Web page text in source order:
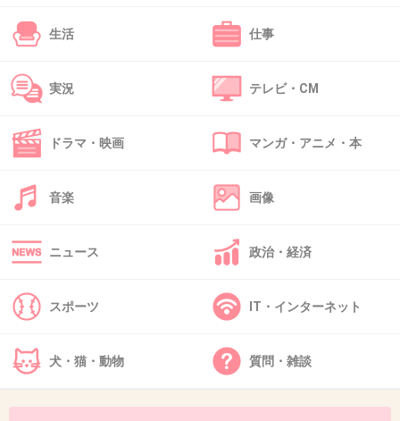
レビ見ててつい思う。
39. 匿名 2013/05/16(木) 01:54:23
亀梨くん、楽屋から一歩出ればスタッフ全員に
心配りをするまさにプロなんです。この暴露話
も共演者に愛されてる証拠ですね。
またお仕事ご一緒したいって思う役者さんで
す。映画ヒットするといいですね。応援してま
す。
生活 仕事
実況 テレビ・CM
ドラマ・映画 マンガ・アニメ・本
音楽 画像
ニュース 政治・経済
スポーツ IT・インターネット
犬・猫・動物 質問・雑談